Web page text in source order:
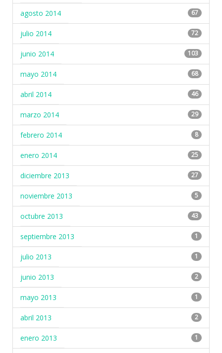
agosto 2014 67
julio 2014 72
junio 2014 103
mayo 2014 68
abril 2014 46
marzo 2014 29
febrero 2014 8
enero 2014 25
diciembre 2013 27
noviembre 2013 5
octubre 2013 43
septiembre 2013 1
julio 2013 1
junio 2013 2
mayo 2013 1
abril 2013 2
enero 2013 1